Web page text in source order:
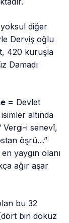
yoksul diğer
Derviş oğlu
420 kuruşla
Damadı
= Devlet
altında
Vergi-i senevî,
öşrü…”
yaygın olanı
ağır aşar
bu 32
bin dokuz